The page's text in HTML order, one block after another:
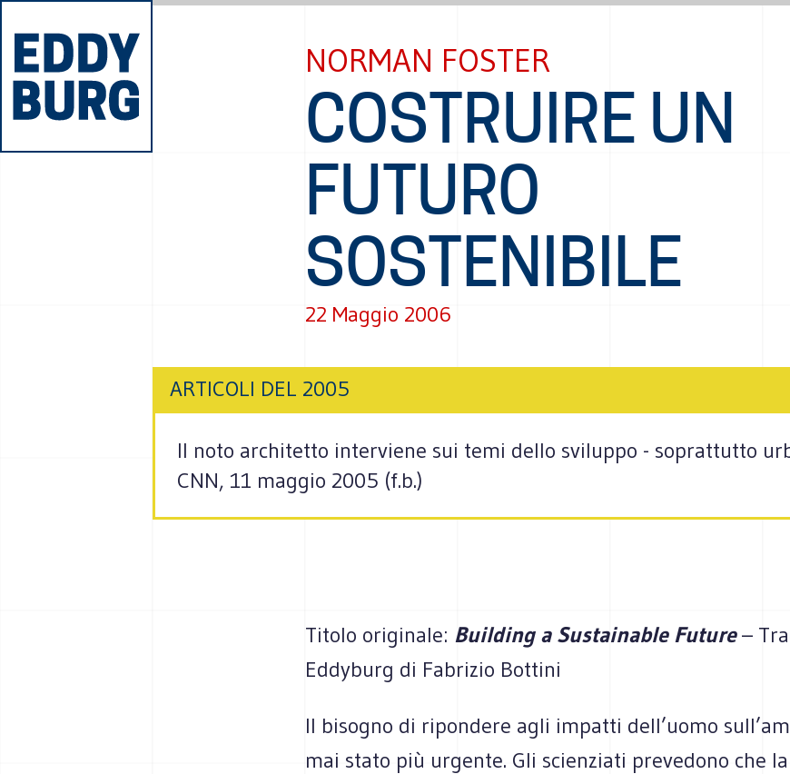
NORMAN FOSTER
COSTRUIRE UN
FUTURO
SOSTENIBILE
22 Maggio 2006
ARTICOLI DEL 2005
Il noto architetto interviene sui temi dello sviluppo - soprattutto
CNN, 11 maggio 2005 (f.b.)
Titolo originale: Building a Sustainable Future–
Eddyburg di Fabrizio Bottini
Il bisogno di ripondere agli impatti dell’uomo
mai stato più urgente. Gli scienziati prevedono che